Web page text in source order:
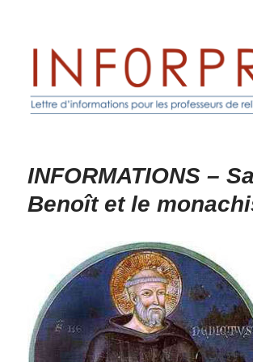
Inforprof
INFORMATIONS –
Benoît et le